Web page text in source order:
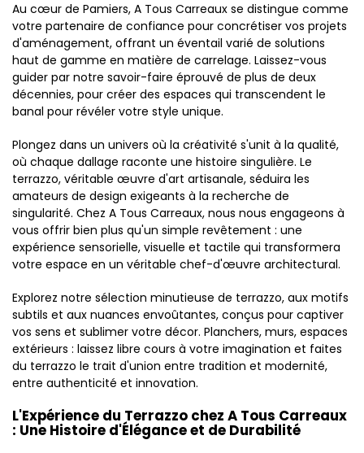
Au cœur de Pamiers, A Tous Carreaux se distingue comme
votre partenaire de confiance pour concrétiser vos projets
d'aménagement, offrant un éventail varié de solutions
haut de gamme en matière de carrelage. Laissez-vous
guider par notre savoir-faire éprouvé de plus de deux
décennies, pour créer des espaces qui transcendent le
banal pour révéler votre style unique.
Plongez dans un univers où la créativité s'unit à la qualité,
où chaque dallage raconte une histoire singulière. Le
terrazzo, véritable œuvre d'art artisanale, séduira les
amateurs de design exigeants à la recherche de
singularité. Chez A Tous Carreaux, nous nous engageons à
vous offrir bien plus qu'un simple revêtement : une
expérience sensorielle, visuelle et tactile qui transformera
votre espace en un véritable chef-d'œuvre architectural.
Explorez notre sélection minutieuse de terrazzo, aux motifs
subtils et aux nuances envoûtantes, conçus pour captiver
vos sens et sublimer votre décor. Planchers, murs, espaces
extérieurs : laissez libre cours à votre imagination et faites
du terrazzo le trait d'union entre tradition et modernité,
entre authenticité et innovation.
L'Expérience du Terrazzo chez A Tous Carreaux
: Une Histoire d'Élégance et de Durabilité